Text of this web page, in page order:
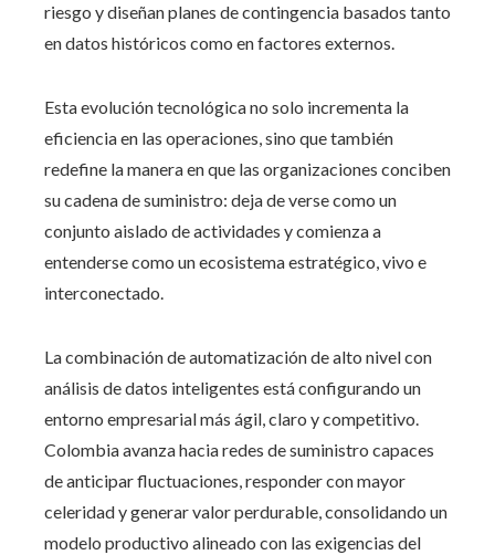
riesgo y diseñan planes de contingencia basados tanto
en datos históricos como en factores externos.
Esta evolución tecnológica no solo incrementa la
eficiencia en las operaciones, sino que también
redefine la manera en que las organizaciones conciben
su cadena de suministro: deja de verse como un
conjunto aislado de actividades y comienza a
entenderse como un ecosistema estratégico, vivo e
interconectado.
La combinación de automatización de alto nivel con
análisis de datos inteligentes está configurando un
entorno empresarial más ágil, claro y competitivo.
Colombia avanza hacia redes de suministro capaces
de anticipar fluctuaciones, responder con mayor
celeridad y generar valor perdurable, consolidando un
modelo productivo alineado con las exigencias del